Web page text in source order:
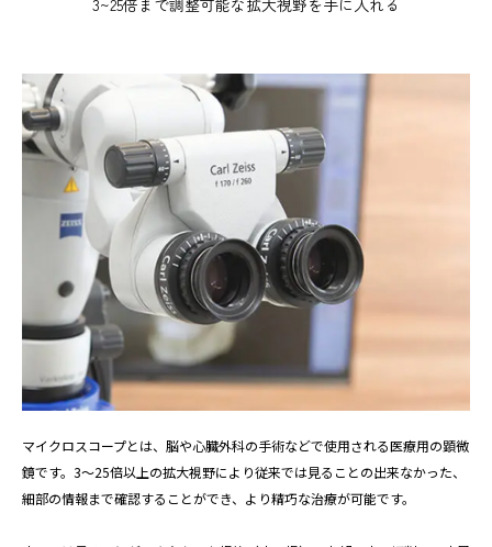
3~25倍まで調整可能な拡大視野を手に入れる
マイクロスコープとは、脳や心臓外科の手術などで使用される医療用の顕微
鏡です。3〜25倍以上の拡大視野により従来では見ることの出来なかった、
細部の情報まで確認することができ、より精巧な治療が可能です。